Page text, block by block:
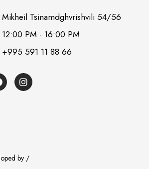
Mikheil Tsinamdghvrishvili 54/56
12:00 PM - 16:00 PM
+995 591 11 88 66
by /